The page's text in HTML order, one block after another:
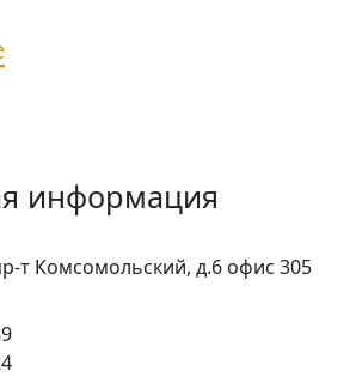
информация
т Комсомольский, д.6 офис 305